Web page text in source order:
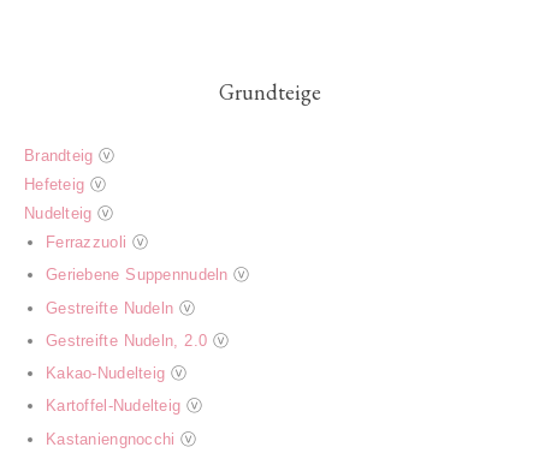
Grundteige
Brandteig ⓥ
Hefeteig ⓥ
Nudelteig ⓥ
Ferrazzuoli ⓥ
Geriebene Suppennudeln ⓥ
Gestreifte Nudeln ⓥ
Gestreifte Nudeln, 2.0 ⓥ
Kakao-Nudelteig ⓥ
Kartoffel-Nudelteig ⓥ
Kastaniengnocchi ⓥ